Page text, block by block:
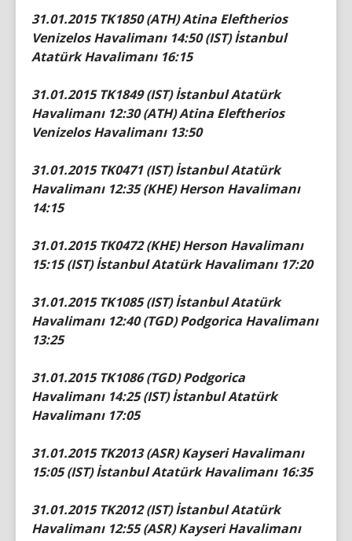
31.01.2015 TK1850 (ATH) Atina Eleftherios
Venizelos Havalimanı 14:50 (IST) İstanbul
Atatürk Havalimanı 16:15
31.01.2015 TK1849 (IST) İstanbul Atatürk
Havalimanı 12:30 (ATH) Atina Eleftherios
Venizelos Havalimanı 13:50
31.01.2015 TK0471 (IST) İstanbul Atatürk
Havalimanı 12:35 (KHE) Herson Havalimanı
14:15
31.01.2015 TK0472 (KHE) Herson Havalimanı
15:15 (IST) İstanbul Atatürk Havalimanı 17:20
31.01.2015 TK1085 (IST) İstanbul Atatürk
Havalimanı 12:40 (TGD) Podgorica Havalimanı
13:25
31.01.2015 TK1086 (TGD) Podgorica
Havalimanı 14:25 (IST) İstanbul Atatürk
Havalimanı 17:05
31.01.2015 TK2013 (ASR) Kayseri Havalimanı
15:05 (IST) İstanbul Atatürk Havalimanı 16:35
31.01.2015 TK2012 (IST) İstanbul Atatürk
Havalimanı 12:55 (ASR) Kayseri Havalimanı